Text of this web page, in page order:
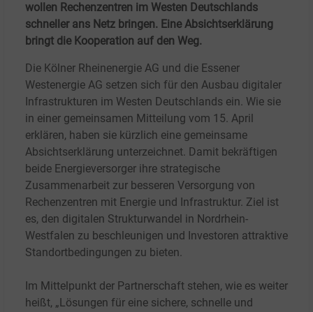
wollen Rechenzentren im Westen Deutschlands
schneller ans Netz bringen. Eine Absichtserklärung
bringt die Kooperation auf den Weg.
Die Kölner Rheinenergie AG und die Essener
Westenergie AG setzen sich für den Ausbau digitaler
Infrastrukturen im Westen Deutschlands ein. Wie sie
in einer gemeinsamen Mitteilung vom 15. April
erklären, haben sie kürzlich eine gemeinsame
Absichtserklärung unterzeichnet. Damit bekräftigen
beide Energieversorger ihre strategische
Zusammenarbeit zur besseren Versorgung von
Rechenzentren mit Energie und Infrastruktur. Ziel ist
es, den digitalen Strukturwandel in Nordrhein-
Westfalen zu beschleunigen und Investoren attraktive
Standortbedingungen zu bieten.
Im Mittelpunkt der Partnerschaft stehen, wie es weiter
heißt, „Lösungen für eine sichere, schnelle und